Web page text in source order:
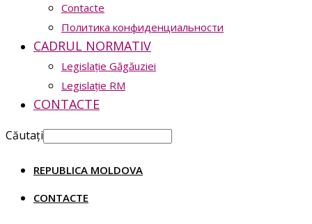
Contacte
Политика конфиденциальности
CADRUL NORMATIV
Legislație Găgăuziei
Legislație RM
CONTACTE
Căutați
REPUBLICA MOLDOVA
CONTACTE